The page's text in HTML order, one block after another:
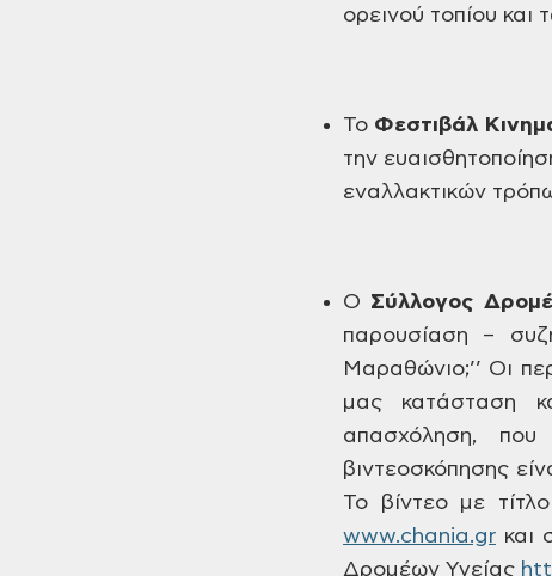
ορεινού τοπίου
Το Φεστιβάλ
την
εναλλακτικών
Ο Σύλλογος
παρουσίαση –
Μαραθώνιο;’’ Οι
μας κατάσταση
απασχόληση, που
βιντεοσκόπησης
Το βίντεο με
www.chania.gr και
Δρομέων Υγείας